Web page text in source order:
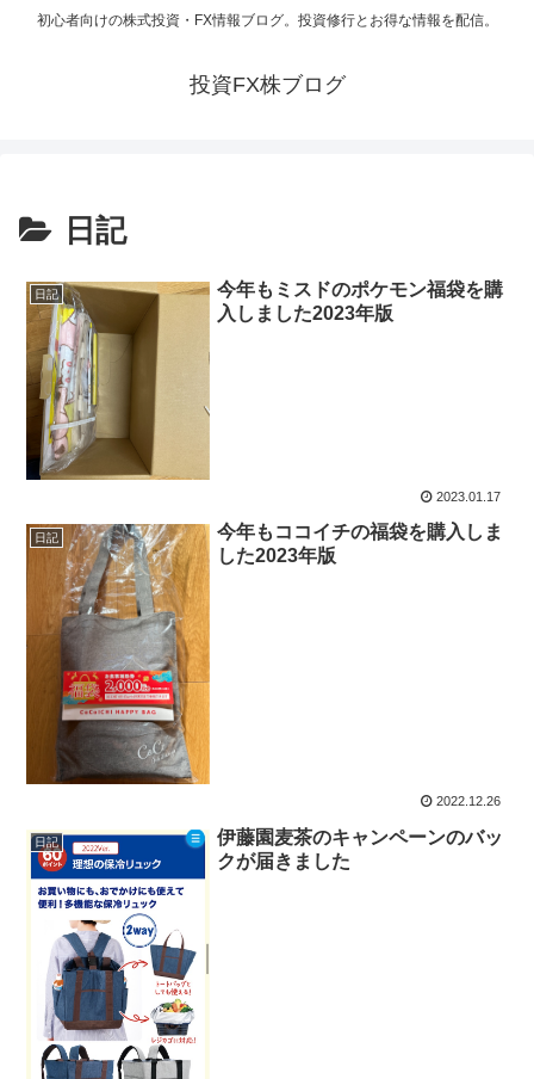
初心者向けの株式投資・FX情報ブログ。投資修行とお得な情報を配信。
投資FX株ブログ
日記
日記
今年もミスドのポケモン福袋を購
入しました2023年版
2023.01.17
日記
今年もココイチの福袋を購入しま
した2023年版
2022.12.26
日記
伊藤園麦茶のキャンペーンのバッ
クが届きました